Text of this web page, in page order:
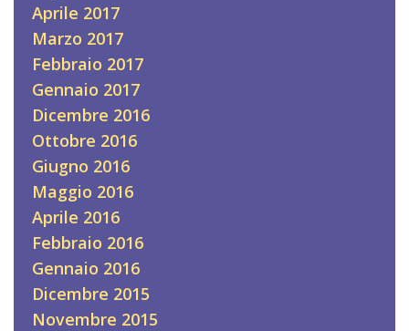
Aprile 2017
Marzo 2017
Febbraio 2017
Gennaio 2017
Dicembre 2016
Ottobre 2016
Giugno 2016
Maggio 2016
Aprile 2016
Febbraio 2016
Gennaio 2016
Dicembre 2015
Novembre 2015